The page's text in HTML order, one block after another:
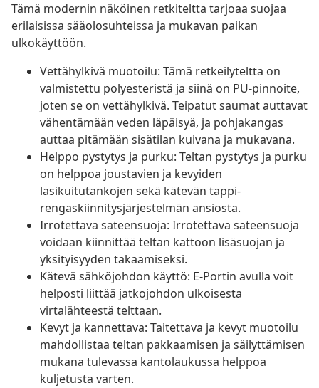
Tämä modernin näköinen retkiteltta tarjoaa suojaa
erilaisissa sääolosuhteissa ja mukavan paikan
ulkokäyttöön.
Vettähylkivä muotoilu: Tämä retkeilyteltta on
valmistettu polyesteristä ja siinä on PU-pinnoite,
joten se on vettähylkivä. Teipatut saumat auttavat
vähentämään veden läpäisyä, ja pohjakangas
auttaa pitämään sisätilan kuivana ja mukavana.
Helppo pystytys ja purku: Teltan pystytys ja purku
on helppoa joustavien ja kevyiden
lasikuitutankojen sekä kätevän tappi-
rengaskiinnitysjärjestelmän ansiosta.
Irrotettava sateensuoja: Irrotettava sateensuoja
voidaan kiinnittää teltan kattoon lisäsuojan ja
yksityisyyden takaamiseksi.
Kätevä sähköjohdon käyttö: E-Portin avulla voit
helposti liittää jatkojohdon ulkoisesta
virtalähteestä telttaan.
Kevyt ja kannettava: Taitettava ja kevyt muotoilu
mahdollistaa teltan pakkaamisen ja säilyttämisen
mukana tulevassa kantolaukussa helppoa
kuljetusta varten.